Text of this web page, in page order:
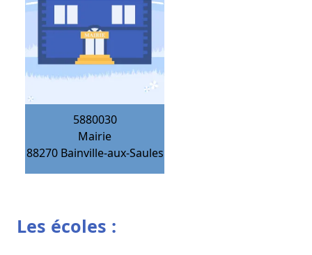
5880030
Mairie
88270 Bainville-aux-Saules
Les écoles :